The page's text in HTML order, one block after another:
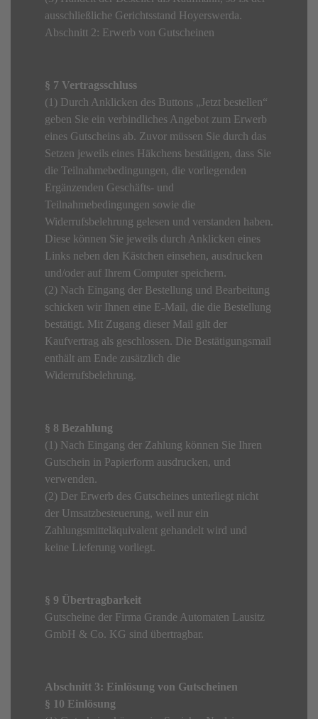
ausschließliche Gerichtsstand Hoyerswerda.
Abschnitt 2: Erwerb von Gutscheinen
§ 7 Vertragsschluss
(1) Durch Anklicken des Buttons „Jetzt bestellen“
geben Sie ein verbindliches Angebot zum Erwerb
eines Gutscheins ab. Zuvor müssen Sie durch das
Setzen jeweils eines Häkchens bestätigen, dass Sie
die Teilnahmebedingungen, die vorliegenden
Ergänzenden Geschäfts- und
Teilnahmebedingungen sowie die
Widerrufsbelehrung gelesen und verstanden haben.
Diese können Sie jeweils durch Anklicken eines
Links neben den Kästchen einsehen, ausdrucken
und/oder auf Ihrem Computer speichern.
(2) Nach Eingang der Bestellung und Bearbeitung
schicken wir Ihnen eine E-Mail, die die Bestellung
bestätigt. Mit Zugang dieser Mail gilt der
Kaufvertrag als geschlossen. Die Bestätigungsmail
enthält am Ende zusätzlich die
Widerrufsbelehrung.
§ 8 Bezahlung
(1) Nach Eingang der Zahlung können Sie Ihren
Gutschein in Papierform ausdrucken, und
verwenden.
(2) Der Erwerb des Gutscheines unterliegt nicht
der Umsatzbesteuerung, weil nur ein
Zahlungsmitteläquivalent gehandelt wird und
keine Lieferung vorliegt.
§ 9 Übertragbarkeit
Gutscheine der Firma Grande Automaten Lausitz
GmbH & Co. KG sind übertragbar.
Abschnitt 3: Einlösung von Gutscheinen
§ 10 Einlösung